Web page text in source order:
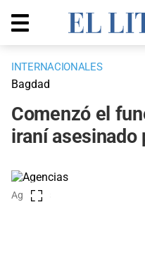
INTERNACIONALES
Bagdad
Comenzó el
iraní asesinado
Agencias